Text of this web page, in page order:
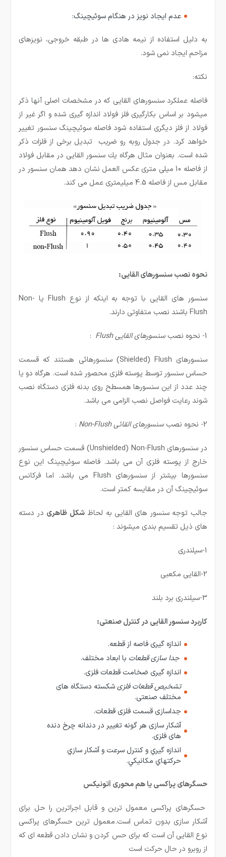
عدم ایجاد نویز در هنگام سوئیچینگ:
به دلیل استفاده از نیمه هادی ها در طبقه خروجی، نویزهای
مزاحم ایجاد نمی شود.
نکته:
فاصله عملكرد سنسورهای القایی كه در مشخصات اصلی آنها ذكر
میشود بر اساس بكارگیری فلز فولاد اندازه گیری شده و اگر غیر از
فولاد از فلز دیگری استفاده شود فاصله سوئیچینگ سنسور تغییر
خواهد كرد. در جدول روبه رو ضریب تبدیل برخی از فلزات ذكر
شده است. بعنوان مثال هرگاه یك سنسور القایی در مقابل فولاد
از فاصله 10 میلی متری عكس العمل نشان دهد همان سنسور در
مقابل مس از فاصله 4.5 میلیمتری عمل می كند.
نحوه نصب سنسورهای القایی:
سنسور های القایی با توجه به اینکه از نوع Flush یا Non-
Flush باشند نصب متفاوتی دارند.
1- نحوه نصب سنسورهای القاییFlush
:
سنسورهای Shielded) Flush) سنسورهائی هستند که قسمت
حساس سنسور توسط پوسته فلزی محصور شده است. هرگاه دو یا
چند عدد از این سنسورها همسطح روی بدنه فلزی دستگاه نصب
شوند رعایت فواصل نصب الزامی می باشد.
2- نحوه نصب سنسورهای القائیNon-Flush
:
در سنسورهای Unshielded) Non-Flush) قسمت حساس سنسور
خارج از پوسته فلزی آن می باشد. فاصله سوئیچینگ این نوع
سنسورها بیشتر از سنسورهای Flush می باشد. اما فرکانس
سوئیچینگ آن در مقایسه کمتر است.
جالب توجه سنسور های القایی به لحاظشكل ظاهری در دسته
های ذیل تقسیم بندی میشوند :
1-سیلندری
2-القایی مکعبی
3-سیلندری برد بلند
کاربرد سنسور القایی در کنترل صنعتی:
اندازه گيری فاصه از قطعه.
جدا سازی قطعات با ابعاد مختلف.
اندازه گيری ضخامت قطعات فلزی.
تشخیص قطعات فلزیشکسته دستگاه های
مختلف صنعتی.
جداسازی قسمت فلزی قطعات.
آشکار سازی هر گونه تغییر در دندانه چرخ دنده
های فلزی.
اندازه گيري و كنترل سرعت و آشكار سازي
حركتهاي مكانيكي.
حسگرهای پراکسی یا هم محوری آتونیکس
حسگرهای پراکسی معمول ترین و قابل اجراترین را حل برای
آشکار سازی بدون تماس است.معمول ترین حسگرهای پراکسی
نوع القایی آن است که برای حس کردن و نشان دادن قطعه ای که
از روبرو در حال حرکت است